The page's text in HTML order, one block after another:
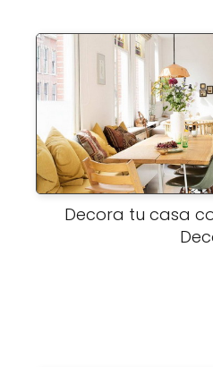
Decora tu casa